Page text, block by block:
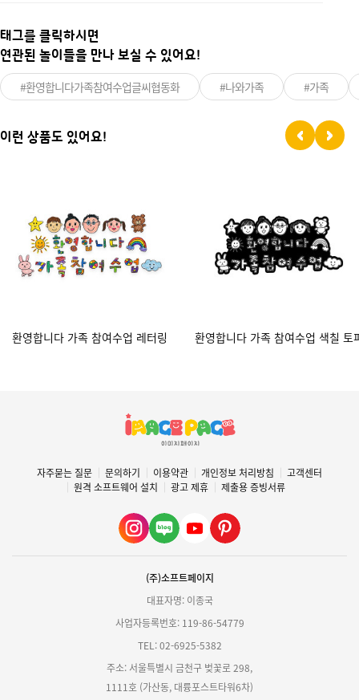
태그를 클릭하시면
연관된 놀이들을 만나 보실 수 있어요!
#환영합니다가족참여수업글씨협동화 #나와가족 #가족
이런 상품도 있어요!
환영합니다 가족 참여수업 레터링 환영합니다 가족 참여수업 색칠 토
자주묻는 질문 문의하기 이용약관 개인정보 처리방침
고객센터
원격 소프트웨어 설치
광고 제휴 제출용 증빙서류
(주)소프트페이지
대표자명: 이종국
사업자등록번호: 119-86-54779
TEL: 02-6925-5382
주소: 서울특별시 금천구 벚꽃로 298,
1111호 (가산동, 대륭포스트타워6차)